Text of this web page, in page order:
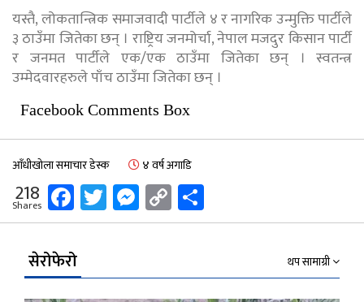
यस्तै, लोकतान्त्रिक समाजवादी पार्टीले ४ र नागरिक उन्मुक्ति पार्टीले
३ ठाउँमा जितेका छन् । राष्ट्रिय जनमोर्चा, नेपाल मजदुर किसान पार्टी
र जनमत पार्टीले एक/एक ठाउँमा जितेका छन् । स्वतन्त्र
उम्मेदवारहरुले पाँच ठाउँमा जितेका छन् ।
Facebook Comments Box
आँधीखोला समाचार डेस्क ४ वर्ष अगाडि
218
Shares Facebook
Twitter
Messenger
Copy
Link
सेरोफेरो थप सामाग्री